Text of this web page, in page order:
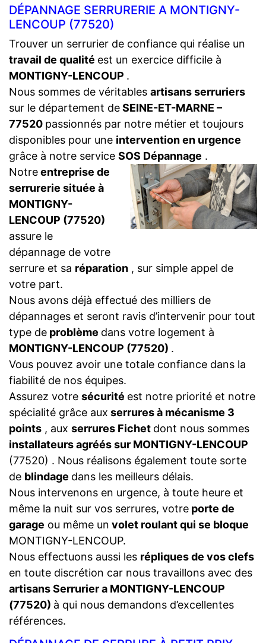
DÉPANNAGE SERRURERIE A MONTIGNY-
LENCOUP (77520)
Trouver un serrurier de confiance qui réalise un
travail de qualité est un exercice difficile à
MONTIGNY-LENCOUP .
Nous sommes de véritables artisans serruriers
sur le département deSEINE-ET-MARNE –
77520 passionnés par notre métier et toujours
disponibles pour une intervention en urgence
grâce à notre service SOS Dépannage .
Notreentreprise de
serrurerie située à
MONTIGNY-
LENCOUP (77520)
assure le
dépannage de votre
serrure et sa réparation , sur simple appel de
votre part.
Nous avons déjà effectué des milliers de
dépannages et seront ravis d’intervenir pour tout
type de problème dans votre logement à
MONTIGNY-LENCOUP (77520) .
Vous pouvez avoir une totale confiance dans la
fiabilité de nos équipes.
Assurez votre sécurité est notre priorité et notre
spécialité grâce aux serrures à mécanisme 3
points , aux serrures Fichet dont nous sommes
installateurs agréés sur MONTIGNY-LENCOUP
(77520) . Nous réalisons également toute sorte
de blindage dans les meilleurs délais.
Nous intervenons en urgence, à toute heure et
même la nuit sur vos serrures, votre porte de
garage ou même un volet roulant qui se bloque
MONTIGNY-LENCOUP.
Nous effectuons aussi les répliques de vos clefs
en toute discrétion car nous travaillons avec des
artisans Serrurier a MONTIGNY-LENCOUP
(77520) à qui nous demandons d’excellentes
références.